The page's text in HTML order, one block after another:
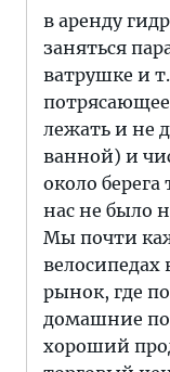
в аренду
заняться
ватрушке и
лежать и не
ванной) и
около
нас не было
Мы почти
велосипедах
рынок, где
домашние
хороший